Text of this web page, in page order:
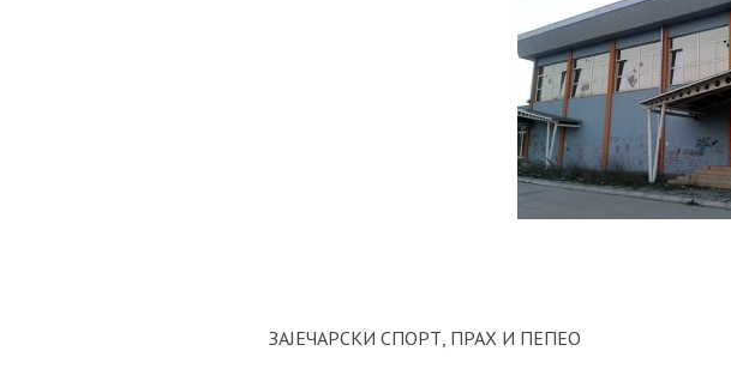
ЗАЈЕЧАРСКИ СПОРТ, ПРАХ И ПЕПЕО